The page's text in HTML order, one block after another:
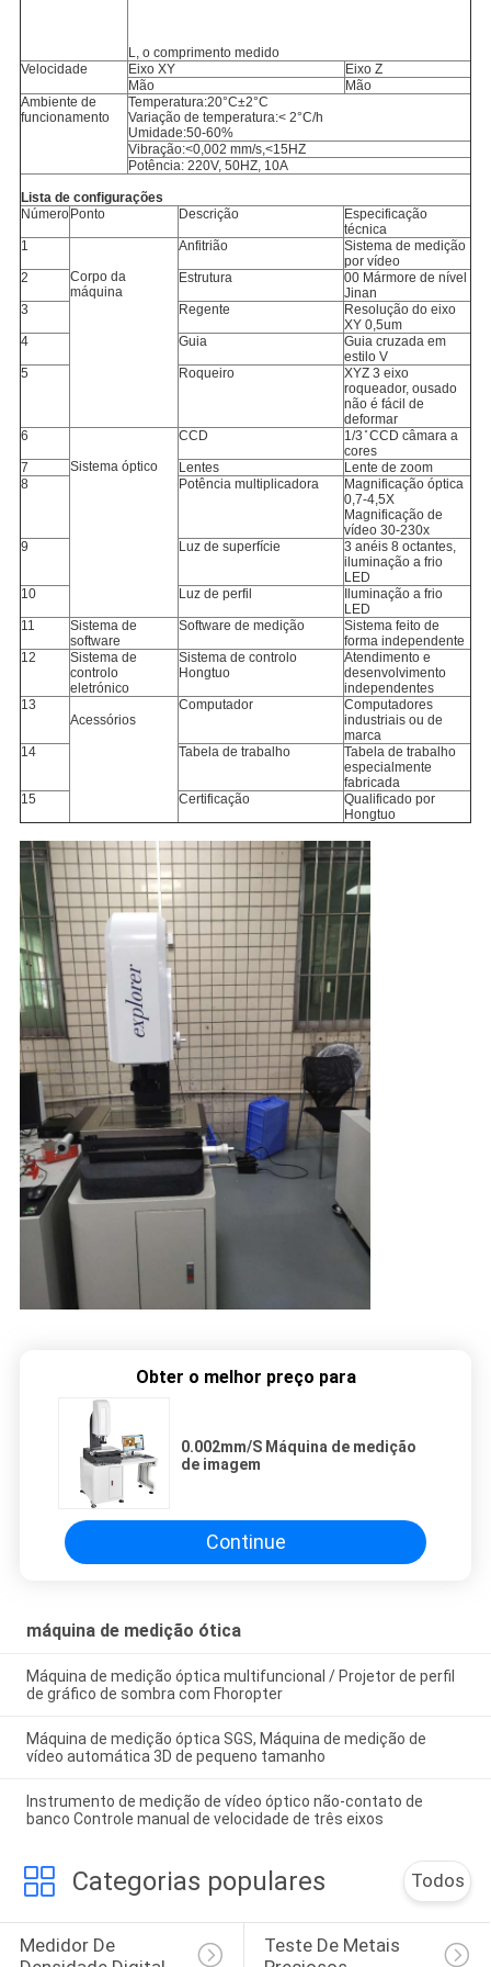
L, o comprimento medido
Velocidade
Eixo XY
Eixo Z
Mão
Mão
Ambiente de
funcionamento
Temperatura:20°C±2°C
Variação de temperatura:< 2°C/h
Umidade:50-60%
Vibração:<0,002 mm/s,<15HZ
Potência: 220V, 50HZ, 10A
Lista de configurações
Número Ponto Descrição
Especificação
técnica
1
Corpo da
máquina
Anfitrião
Sistema de medição
por vídeo
2
Estrutura
00 Mármore de nível
Jinan
3
Regente
Resolução do eixo
XY 0,5um
4
Guia
Guia cruzada em
estilo V
5
Roqueiro
XYZ 3 eixo
roqueador, ousado
não é fácil de
deformar
6
Sistema óptico
CCD
1/3 ̊ CCD câmara a
cores
7
Lentes
Lente de zoom
8
Potência multiplicadora
Magnificação óptica
0,7-4,5X
Magnificação de
vídeo 30-230x
9
Luz de superfície
3 anéis 8 octantes,
iluminação a frio
LED
10
Luz de perfil
Iluminação a frio
LED
11
Sistema de
software
Software de medição
Sistema feito de
forma independente
12
Sistema de
controlo
eletrónico
Sistema de controlo
Hongtuo
Atendimento e
desenvolvimento
independentes
13
Acessórios
Computador
Computadores
industriais ou de
marca
14
Tabela de trabalho
Tabela de trabalho
especialmente
fabricada
15
Certificação
Qualificado por
Hongtuo
Obter o melhor preço para
0.002mm/S Máquina de medição
de imagem
Continue
máquina de medição ótica
Máquina de medição óptica multifuncional / Projetor de perfil
de gráfico de sombra com Fhoropter
Máquina de medição óptica SGS, Máquina de medição de
vídeo automática 3D de pequeno tamanho
Instrumento de medição de vídeo óptico não-contato de
banco Controle manual de velocidade de três eixos
Categorias populares Todos
Medidor De
Teste De Metais